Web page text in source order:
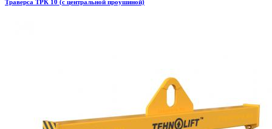
Траверса ТРК 10 (с центральной проушиной)